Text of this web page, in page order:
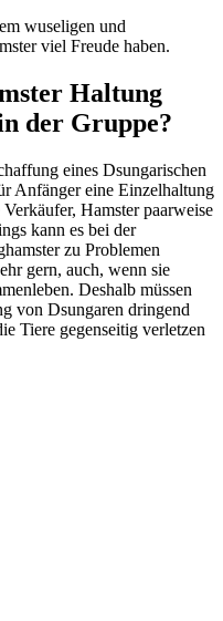
wuseligen und
viel Freude haben.
Haltung
der Gruppe?
eines Dsungarischen
Anfänger eine Einzelhaltung
Hamster paarweise
kann es bei der
zu Problemen
gern, auch, wenn sie
Deshalb müssen
von Dsungaren dringend
Tiere gegenseitig verletzen